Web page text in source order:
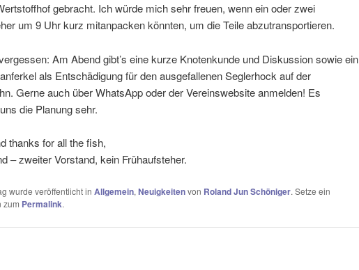
gebracht. Ich würde mich sehr freuen, wenn ein oder zwei
um 9 Uhr kurz mitanpacken könnten, um die Teile abzutransportieren.
Am Abend gibt’s eine kurze Knotenkunde und Diskussion sowie ein
als Entschädigung für den ausgefallenen Seglerhock auf der
Gerne auch über WhatsApp oder der Vereinswebsite anmelden! Es
die Planung sehr.
thanks for all the fish,
– zweiter Vorstand, kein Frühaufsteher.
wurde veröffentlicht in Allgemein, Neuigkeitenvon Roland Jun Schöniger. Setze ein
zum Permalink.